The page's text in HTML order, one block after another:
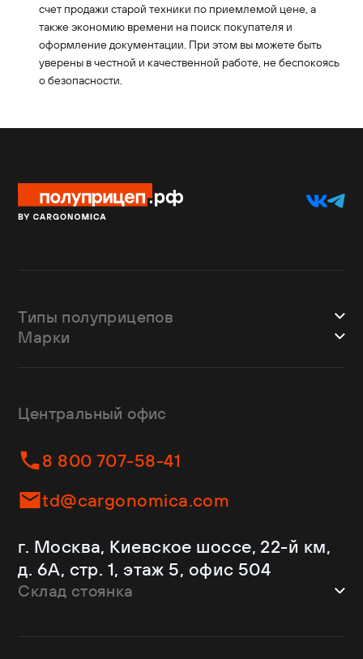
счет продажи старой техники по приемлемой цене, а
также экономию времени на поиск покупателя и
оформление документации. При этом вы можете быть
уверены в честной и качественной работе, не беспокоясь
о безопасности.
Типы полуприцепов
Шторные
Изотермы
Контейнеровозы
Самосвалы
Ломовозы
С кониками
Рефрижераторы
Марки
Dongfeng
Helfimmer
JAC
Kassbohrer
Krone
Mercedes-Benz
Schmitz Cargobull
Shacman
Центральный офис
8 800 707-58-41
td@cargonomica.com
г. Москва, Киевское шоссе, 22-й км,
д. 6А, стр. 1, этаж 5, офис 504
Склад стоянка